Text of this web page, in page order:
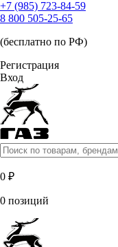
+7 (985) 723-84-59
8 800 505-25-65
(бесплатно по РФ)
Регистрация
Вход
0 ₽
0 позиций